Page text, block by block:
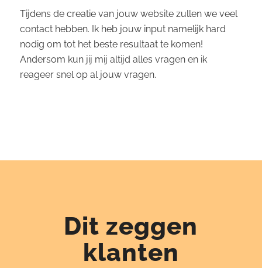
Tijdens de creatie van jouw website zullen we veel
contact hebben. Ik heb jouw input namelijk hard
nodig om tot het beste resultaat te komen!
Andersom kun jij mij altijd alles vragen en ik
reageer snel op al jouw vragen.
Dit zeggen
klanten